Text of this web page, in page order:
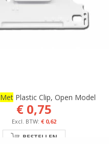
MetPlastic Clip, Open Model
€ 0,75
€ 0,62
BESTELLEN